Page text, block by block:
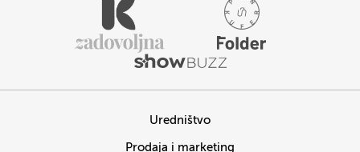
Uredništvo
Prodaja i marketing